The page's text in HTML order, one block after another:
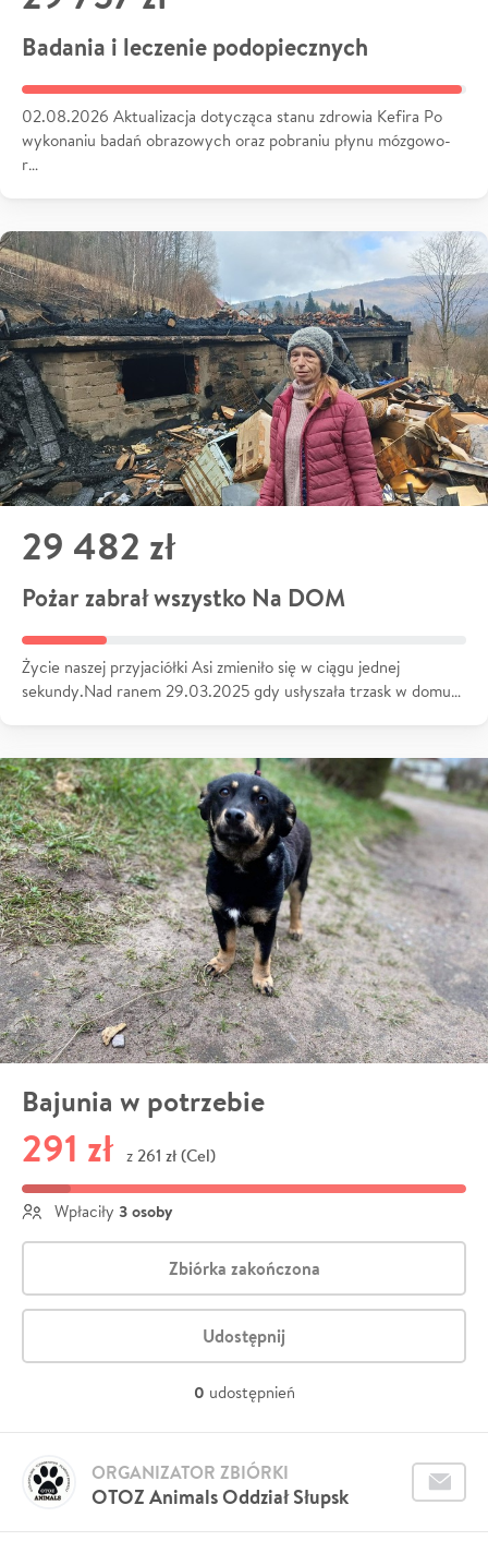
Badania i leczenie podopiecznych
02.08.2026 Aktualizacja dotycząca stanu zdrowia Kefira Po
wykonaniu badań obrazowych oraz pobraniu płynu mózgowo-
r…
29 482 zł
Pożar zabrał wszystko Na DOM
Życie naszej przyjaciółki Asi zmieniło się w ciągu jednej
sekundy.Nad ranem 29.03.2025 gdy usłyszała trzask w domu…
Bajunia w potrzebie
291 zł z 261 zł (Cel)
Wpłaciły 3 osoby
Zbiórka zakończona
Udostępnij
0 udostępnień
OTOZ Animals Oddział Słupsk
ORGANIZATOR ZBIÓRKI